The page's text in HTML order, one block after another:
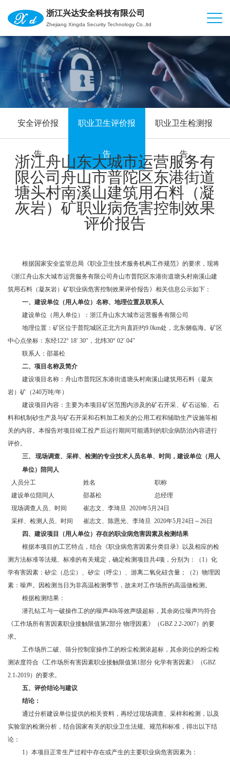
浙江兴达安全科技有限公司
Zhejiang Xingda Security Technology Co.,ltd
安全评价报
告
职业卫生评价报
告
职业卫生检测报
告
浙江舟山东大城市运营服务有
限公司舟山市普陀区东港街道
塘头村南溪山建筑用石料（凝
灰岩）矿职业病危害控制效果
评价报告
根据国家安全监管总局《职业卫生技术服务机构工作规范》的要求，现将
《浙江舟山东大城市运营服务有限公司舟山市普陀区东港街道塘头村南溪山建
筑用石料（凝灰岩）矿职业病危害控制效果评价报告》相关信息公示如下：
一、 建设单位（用人单位）名称、地理位置及联系人
建设单位（用人单位）：浙江舟山东大城市运营服务有限公司
地理位置：矿区位于普陀城区正北方向直距约9.0km处，北东侧临海。矿区
中心点坐标：东经122° 18′ 30″，北纬30° 02′ 04″
联系人：邵基松
二、 项目名称及简介
建设项目名称：舟山市普陀区东港街道塘头村南溪山建筑用石料（凝灰
岩）矿（240万吨/年）
建设项目内容：主要为本项目矿区范围内涉及的矿石开采、矿石运输、石
料和机制砂生产及与矿石开采和石料加工相关的公用工程和辅助生产设施等相
关的内容。本报告对项目竣工投产后运行期间可能遇到的职业病防治内容进行
评价。
三、
现场调查、采样、检测的专业技术人员名单、时间，建设单位（用人
单位）陪同人
人员分工
姓名
职称
建设单位陪同人
邵基松
总经理
现场调查人员、时间
崔志文、 李琦旦 2020年5月24日
采样、检测人员、时间
崔志文、陈恩光、 李琦旦 2020年5月24日～26日
四、 建设项目（用人单位）存在的职业病危害因素及检测结果
根据本项目的工艺特点，结合《职业病危害因素分类目录》以及相应的检
测方法标准等法规、标准的有关规定，确定检测项目共4项，分别为：（ 1）化
学有害因素：矽尘（总尘）、矽尘（呼尘）、游离二氧化硅含量；（2）物理因
素：噪声。因检测当日为非高温检测季节，故未对工作场所的高温做检测。
根据检测结果：
潜孔钻工与一破操作工的的噪声40h等效声级超标，其余岗位噪声均符合
《工作场所有害因素职业接触限值第2部分 物理因素》（GBZ 2.2-2007）的要
求。
工作场所二破、筛分控制室操作工的粉尘检测浓超标，其余岗位的粉尘检
测浓度符合《工作场所有害因素职业接触限值第1部分 化学有害因素》（GBZ
2.1-2019）的要求。
五、 评价结论与建议
结论：
通过分析建设单位提供的相关资料，再经过现场调查、采样和检测，以及
实验室的检测分析，结合国家有关的职业卫生法规、规范和标准，得出以下结
论：
1）本项目正常生产过程中存在或产生的主要职业病危害因素为：